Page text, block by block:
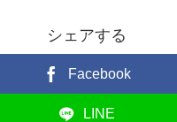
シェアする
Facebook
LINE